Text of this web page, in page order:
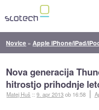
Novice » Apple iPhone/iPad/
Nova generacija
hitrostjo prihodnje
Matej Huš ::9. apr 2013ob 16:58